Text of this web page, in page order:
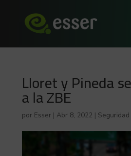
Lloret y Pineda
a la ZBE
por Esser| Abr 8, 2022 | Seguridad